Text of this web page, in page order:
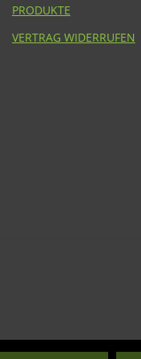
PRODUKTE
VERTRAG WIDERRUFEN